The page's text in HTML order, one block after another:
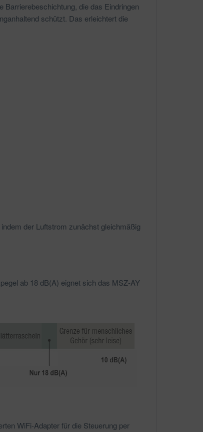
Barrierebeschichtung, die das Eindringen
schützt. Das erleichtert die
der Luftstrom zunächst gleichmäßig
ab 18 dB(A) eignet sich das MSZ-AY
WiFi-Adapter für die Steuerung per